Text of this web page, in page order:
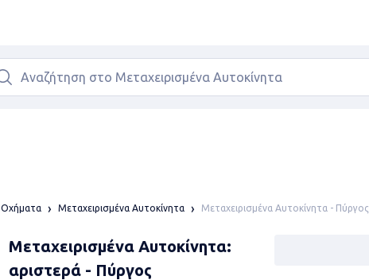
Οχήματα Μεταχειρισμένα Αυτοκίνητα Μεταχειρισμένα Αυτοκίνητα - Πύργος
Μεταχειρισμένα Αυτοκίνητα:
αριστερά - Πύργος